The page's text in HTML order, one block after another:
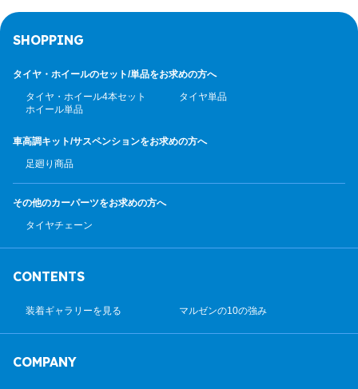
SHOPPING
タイヤ・ホイールのセット/単品をお求めの方へ
タイヤ・ホイール4本セット
タイヤ単品
ホイール単品
車高調キット/サスペンションをお求めの方へ
足廻り商品
その他のカーパーツをお求めの方へ
タイヤチェーン
CONTENTS
装着ギャラリーを見る マルゼンの10の強み
COMPANY